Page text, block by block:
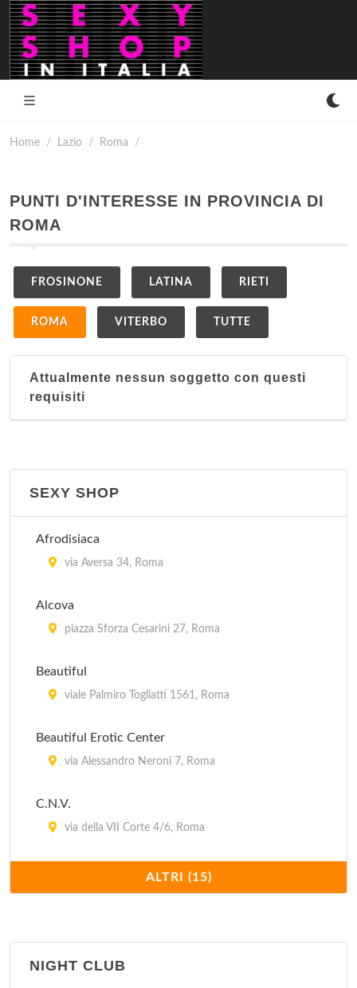
Home Lazio Roma
PUNTI D'INTERESSE IN PROVINCIA DI
ROMA
FROSINONE LATINA RIETI
ROMA VITERBO TUTTE
Attualmente nessun soggetto con questi
requisiti
SEXY SHOP
Afrodisiaca
via Aversa 34, Roma
Alcova
piazza Sforza Cesarini 27, Roma
Beautiful
viale Palmiro Togliatti 1561, Roma
Beautiful Erotic Center
via Alessandro Neroni 7, Roma
C.N.V.
via della VII Corte 4/6, Roma
via Luciano Zuccoli 63, Roma
via Barletta 23, Roma
ALTRI (15)
NIGHT CLUB